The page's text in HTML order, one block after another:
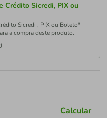
Crédito Sicredi, PIX ou
Sicredi , PIX ou Boleto*
a compra deste produto.
Calcular